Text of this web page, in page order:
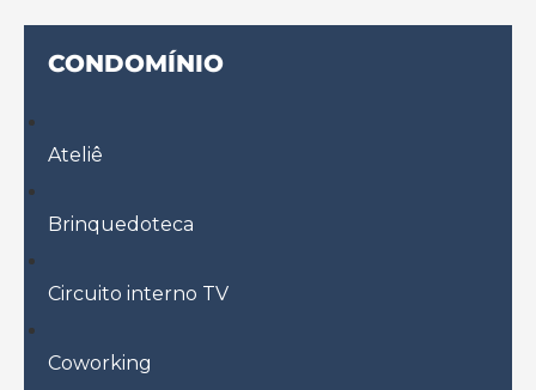
CONDOMÍNIO
Ateliê
Brinquedoteca
Circuito interno TV
Coworking